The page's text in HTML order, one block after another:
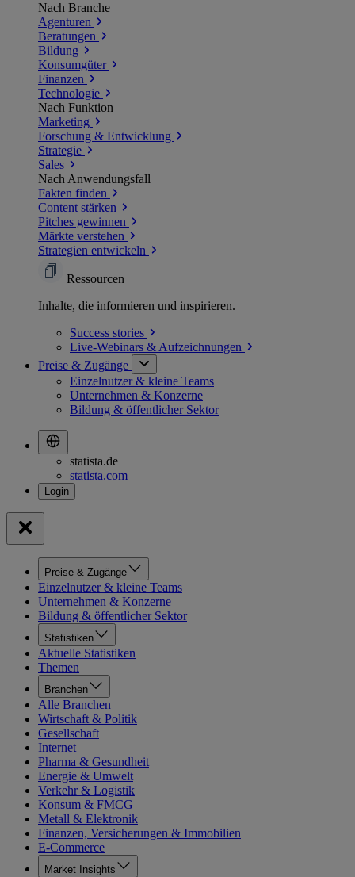
Nach Branche
Agenturen
Beratungen
Bildung
Konsumgüter
Finanzen
Technologie
Nach Funktion
Marketing
Forschung & Entwicklung
Strategie
Sales
Nach Anwendungsfall
Fakten finden
Content stärken
Pitches gewinnen
Märkte verstehen
Strategien entwickeln
Ressourcen
Inhalte, die informieren und inspirieren.
Success stories
Live-Webinars & Aufzeichnungen
Preise & Zugänge
Einzelnutzer & kleine Teams
Unternehmen & Konzerne
Bildung & öffentlicher Sektor
statista.de
statista.com
Preise & Zugänge
Einzelnutzer & kleine Teams
Unternehmen & Konzerne
Bildung & öffentlicher Sektor
Statistiken
Aktuelle Statistiken
Themen
Branchen
Alle Branchen
Wirtschaft & Politik
Gesellschaft
Internet
Pharma & Gesundheit
Energie & Umwelt
Verkehr & Logistik
Konsum & FMCG
Metall & Elektronik
Finanzen, Versicherungen & Immobilien
E-Commerce
Market Insights